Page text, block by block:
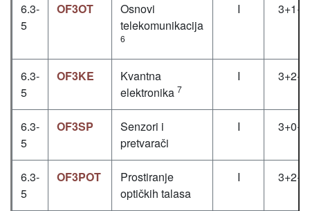
6.3-
5
OF3OT
Osnovi
telekomunikacija
6
I 3+1+1
6.3-
5
OF3KE
Kvantna
elektronika 7
I 3+2+0
6.3-
5
OF3SP
Senzori i
pretvarači
I 3+0+2
6.3-
5
OF3POT
Prostiranje
optičkih talasa
I 3+2+0